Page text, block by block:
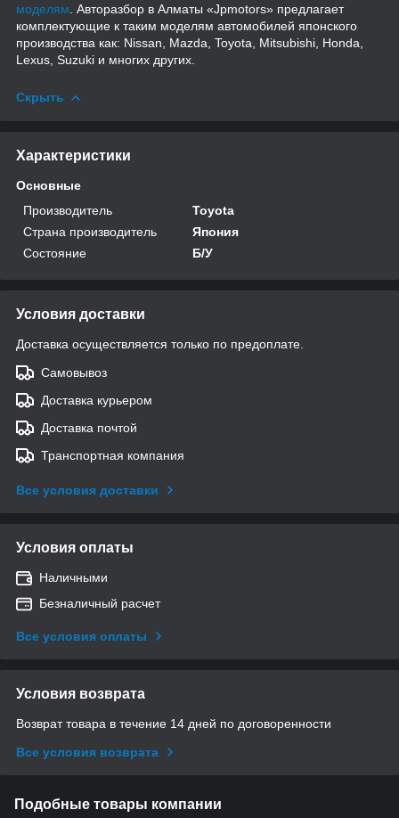
моделям . Авторазбор в Алматы «Jpmotors» предлагает
комплектующие к таким моделям автомобилей японского
производства как: Nissan, Mazda, Toyota, Mitsubishi, Honda,
Lexus, Suzuki и многих других.
Скрыть
Характеристики
Основные
Производитель
Toyota
Страна производитель
Япония
Состояние
Б/У
Условия доставки
Доставка осуществляется только по предоплате.
Самовывоз
Доставка курьером
Доставка почтой
Транспортная компания
Все условия доставки
Условия оплаты
Наличными
Безналичный расчет
Все условия оплаты
Условия возврата
Возврат товара в течение 14 дней по договоренности
Все условия возврата
Подобные товары компании